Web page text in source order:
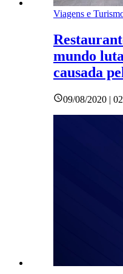
Viagens e
mundo
causada
09/08/2020 |